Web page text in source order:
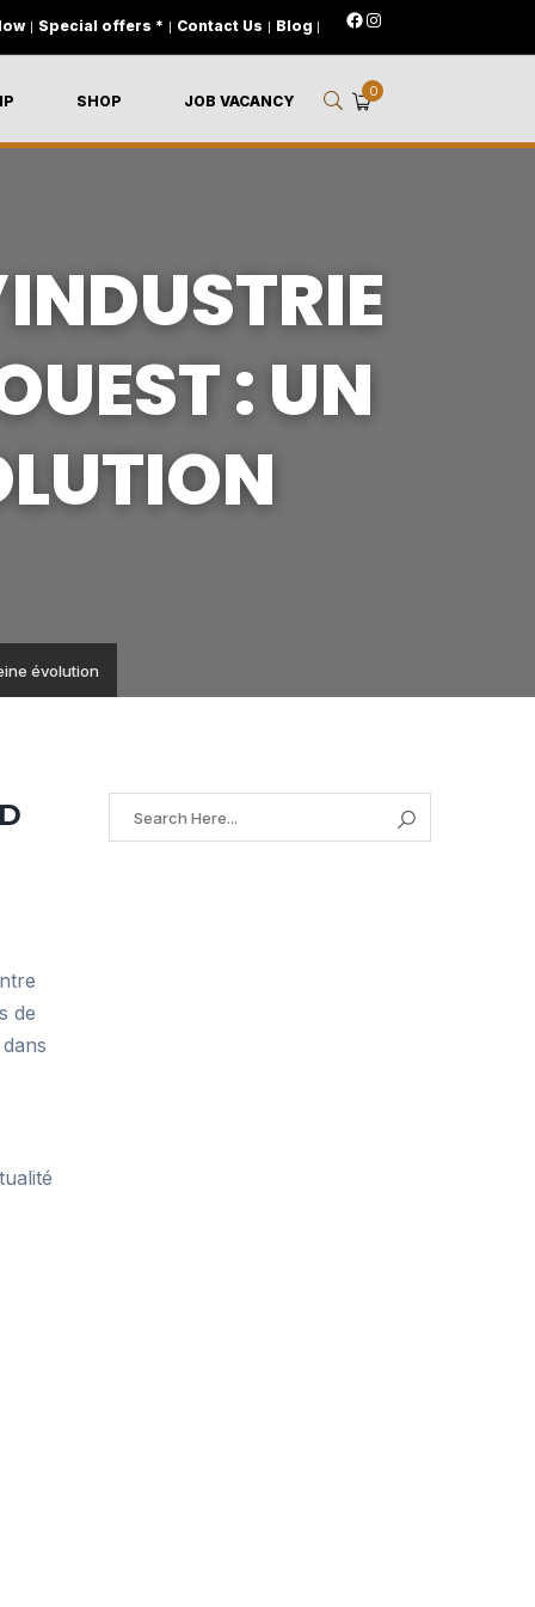
| Special offers * | Contact Us | Blog |
SHOP JOB VACANCY
0
: UN
évolution
de